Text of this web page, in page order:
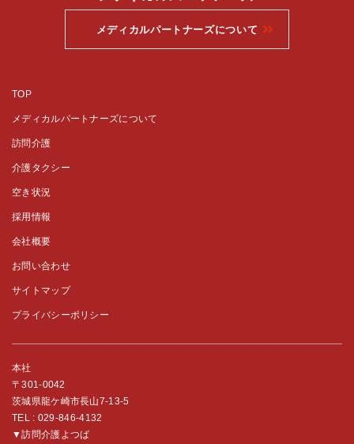
メディカルパートナーズについて
TOP
メディカルパートナーズについて
訪問介護
介護タクシー
空き状況
採用情報
会社概要
お問い合わせ
サイトマップ
プライバシーポリシー
本社
〒301-0042
茨城県龍ケ崎市長山7-13-5
TEL : 029-846-4132
▼訪問介護よつば